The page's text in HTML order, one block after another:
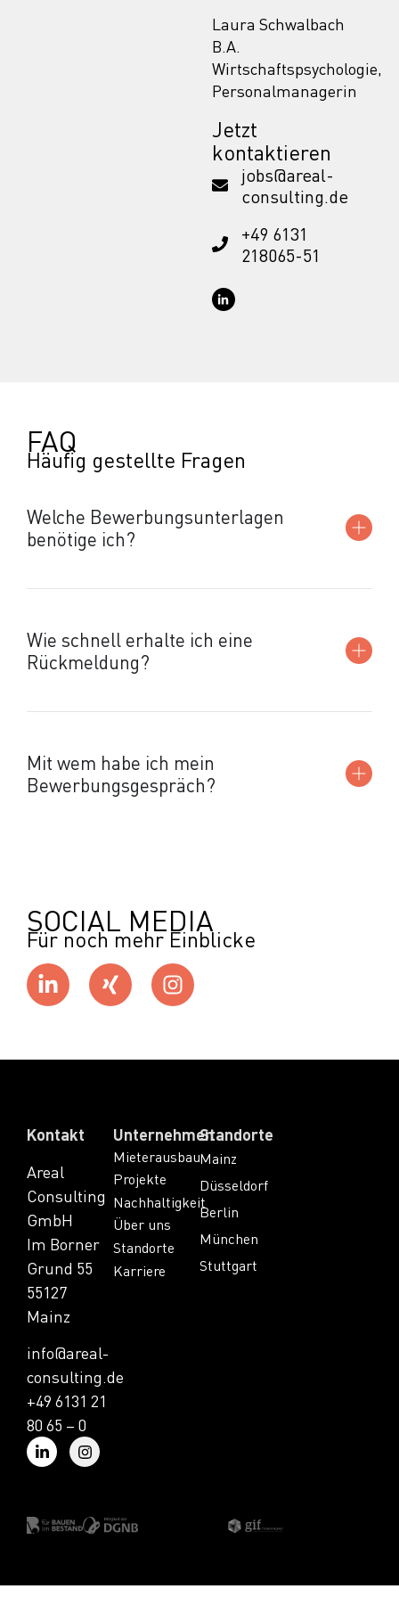
Laura Schwalbach
B.A.
Wirtschaftspsychologie,
Personalmanagerin
Jetzt
kontaktieren
jobs@areal-
consulting.de
+49 6131
218065-51
FAQ
Häufig gestellte Fragen
Welche Bewerbungsunterlagen
benötige ich?
Wie schnell erhalte ich eine
Rückmeldung?
Mit wem habe ich mein
Bewerbungsgespräch?
SOCIAL MEDIA
Für noch mehr Einblicke
Kontakt
Areal
Consulting
GmbH
Im Borner
Grund 55
55127
Mainz
info@areal-
consulting.de
+49 6131 21
80 65 – 0
Unternehmen
Mieterausbau
Projekte
Nachhaltigkeit
Über uns
Standorte
Karriere
Standorte
Mainz
Düsseldorf
Berlin
München
Stuttgart